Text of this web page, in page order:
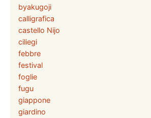
byakugoji
calligrafica
castello Nijo
ciliegi
febbre
festival
foglie
fugu
giappone
giardino